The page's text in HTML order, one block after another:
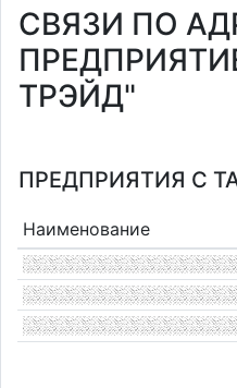
СВЯЗИ ПО
ТРЭЙД"
ПРЕДПРИЯТИЯ С
Наименование